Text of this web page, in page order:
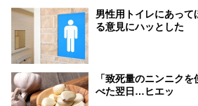
男性用トイレにあっ
る意見にハッとした
「致死量のニンニク
べた翌日…ヒエッ